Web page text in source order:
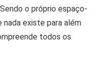
o próprio espaço-
existe para além
todos os